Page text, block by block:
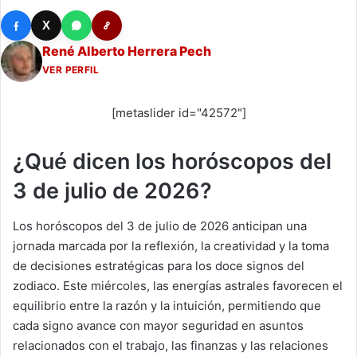
X
René Alberto Herrera Pech
VER PERFIL
[metaslider id="42572"]
¿Qué dicen los horóscopos del
3 de julio de 2026?
Los horóscopos del 3 de julio de 2026 anticipan una
jornada marcada por la reflexión, la creatividad y la toma
de decisiones estratégicas para los doce signos del
zodiaco. Este miércoles, las energías astrales favorecen el
equilibrio entre la razón y la intuición, permitiendo que
cada signo avance con mayor seguridad en asuntos
relacionados con el trabajo, las finanzas y las relaciones